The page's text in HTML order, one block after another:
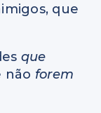
que
que
não forem